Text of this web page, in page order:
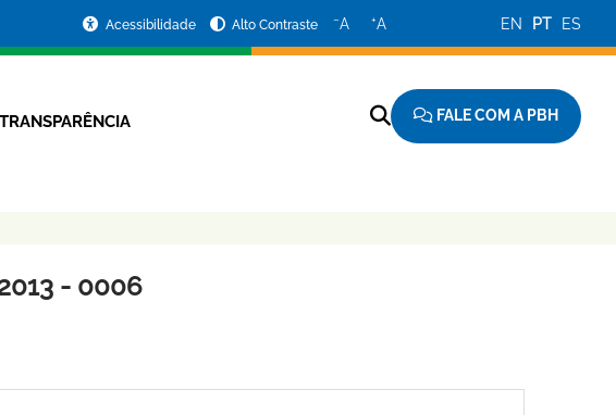
Acessibilidade Alto Contraste −A +A EN PT ES
TRANSPARÊNCIA FALE COM A PBH
- 0006